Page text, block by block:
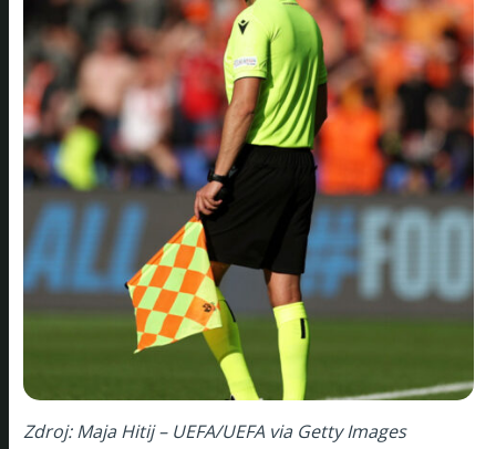
Zdroj: Maja Hitij – UEFA/UEFA via Getty Images